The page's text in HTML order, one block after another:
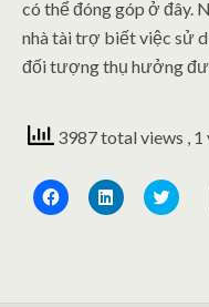
có thể đóng góp ở đây.
nhà tài trợ biết việc sử
đối tượng thụ hưởng
3987 total views ,
C
l
C
l
C
l